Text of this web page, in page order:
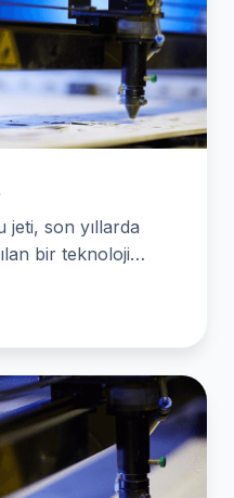
jeti, son yıllarda
bir teknoloji